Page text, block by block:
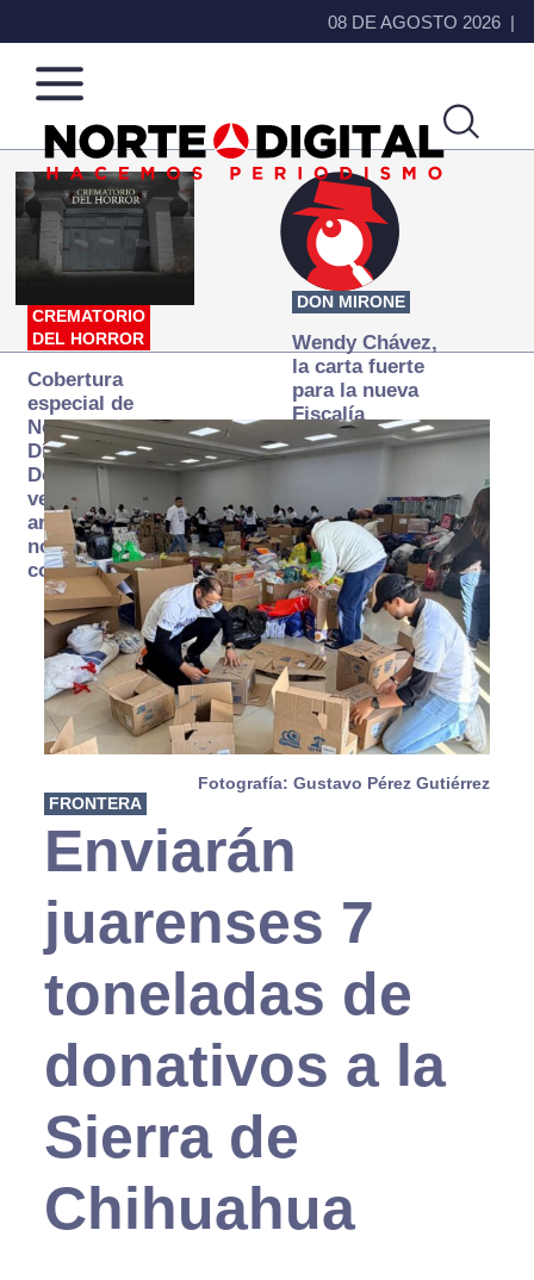
08 DE AGOSTO 2026
Norte
de
Ciudad
Más
que
noticias,
hacemos periodismo
CREMATORIO
DEL HORROR
Cobertura
especial de
Norte
Digital:
Donde la
verdad
arde… pero
no se
consume
DON MIRONE
Wendy Chávez,
la carta fuerte
para la nueva
Fiscalía
autónoma
Fotografía: Gustavo Pérez Gutiérrez
FRONTERA
Enviarán
juarenses 7
toneladas de
donativos a la
Sierra de
Chihuahua